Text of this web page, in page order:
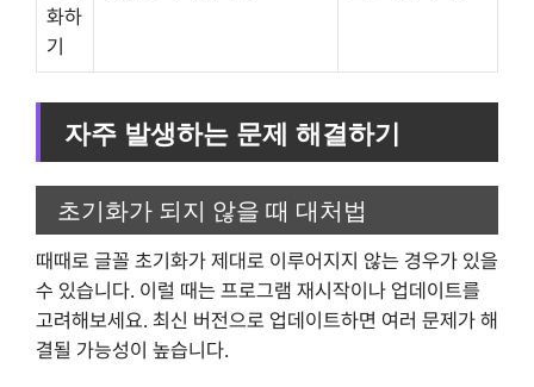
화하
기
자주 발생하는 문제 해결하기
초기화가 되지 않을 때 대처법
때때로 글꼴 초기화가 제대로 이루어지지 않는 경우가 있을
수 있습니다. 이럴 때는 프로그램 재시작이나 업데이트를
고려해보세요. 최신 버전으로 업데이트하면 여러 문제가 해
결될 가능성이 높습니다.